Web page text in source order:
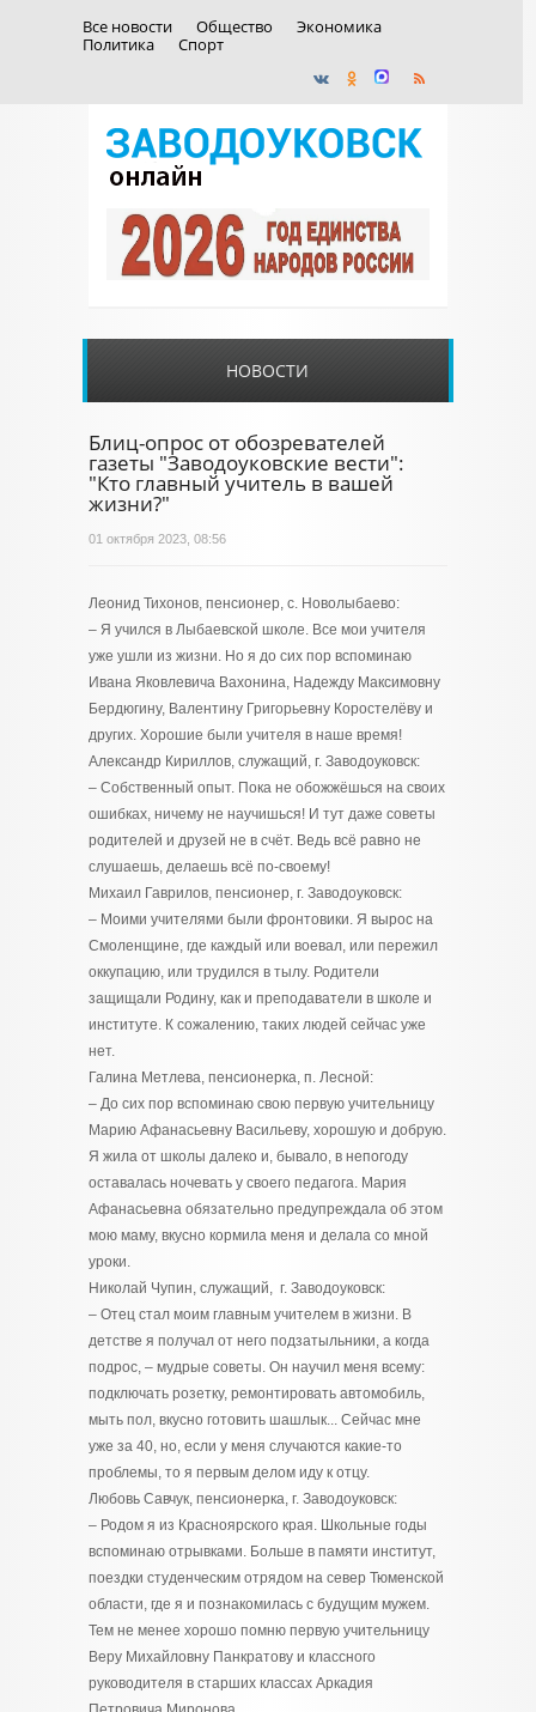
Все новости Общество
Экономика
Политика
Спорт
НОВОСТИ
Блиц-опрос от обозревателей
газеты "Заводоуковские вести":
"Кто главный учитель в вашей
жизни?"
01 октября 2023, 08:56
Леонид Тихонов, пенсионер, с. Новолыбаево:
– Я учился в Лыбаевской школе. Все мои учителя
уже ушли из жизни. Но я до сих пор вспоминаю
Ивана Яковлевича Вахонина, Надежду Максимовну
Бердюгину, Валентину Григорьевну Коростелёву и
других. Хорошие были учителя в наше время!
Александр Кириллов, служащий, г. Заводоуковск:
– Собственный опыт. Пока не обожжёшься на своих
ошибках, ничему не научишься! И тут даже советы
родителей и друзей не в счёт. Ведь всё равно не
слушаешь, делаешь всё по-своему!
Михаил Гаврилов, пенсионер, г. Заводоуковск:
– Моими учителями были фронтовики. Я вырос на
Смоленщине, где каждый или воевал, или пережил
оккупацию, или трудился в тылу. Родители
защищали Родину, как и преподаватели в школе и
институте. К сожалению, таких людей сейчас уже
нет.
Галина Метлева, пенсионерка, п. Лесной:
– До сих пор вспоминаю свою первую учительницу
Марию Афанасьевну Васильеву, хорошую и добрую.
Я жила от школы далеко и, бывало, в непогоду
оставалась ночевать у своего педагога. Мария
Афанасьевна обязательно предупреждала об этом
мою маму, вкусно кормила меня и делала со мной
уроки.
Николай Чупин, служащий, г. Заводоуковск:
– Отец стал моим главным учителем в жизни. В
детстве я получал от него подзатыльники, а когда
подрос, – мудрые советы. Он научил меня всему:
подключать розетку, ремонтировать автомобиль,
мыть пол, вкусно готовить шашлык... Сейчас мне
уже за 40, но, если у меня случаются какие-то
проблемы, то я первым делом иду к отцу.
Любовь Савчук, пенсионерка, г. Заводоуковск:
– Родом я из Красноярского края. Школьные годы
вспоминаю отрывками. Больше в памяти институт,
поездки студенческим отрядом на север Тюменской
области, где я и познакомилась с будущим мужем.
Тем не менее хорошо помню первую учительницу
Веру Михайловну Панкратову и классного
руководителя в старших классах Аркадия